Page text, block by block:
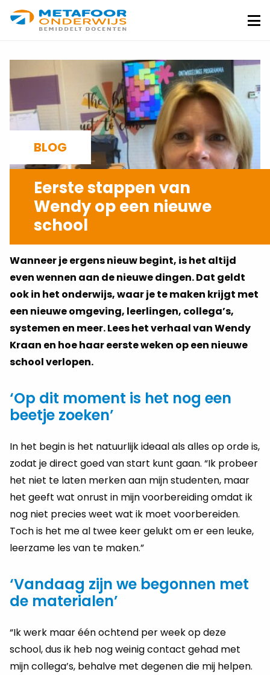
Metafoor
Onderwijs
BLOG
Eerste stappen van
Wendy op een nieuwe
school
Wanneer je ergens nieuw begint, is het altijd
even wennen aan de nieuwe dingen. Dat geldt
ook in het onderwijs, waar je te maken krijgt met
een nieuwe omgeving, leerlingen, collega’s,
systemen en meer. Lees het verhaal van Wendy
Kraan en hoe haar eerste weken op een nieuwe
school verlopen.
‘Op dit moment is het nog een
beetje zoeken’
In het begin is het natuurlijk ideaal als alles op orde is,
zodat je direct goed van start kunt gaan. “Ik probeer
het niet te laten merken aan mijn studenten, maar
het geeft wat onrust in mijn voorbereiding omdat ik
nog niet precies weet wat ik moet voorbereiden.
Toch is het me al twee keer gelukt om er een leuke,
leerzame les van te maken.”
‘Vandaag zijn we begonnen met
de materialen’
“Ik werk maar één ochtend per week op deze
school, dus ik heb nog weinig contact gehad met
mijn collega’s, behalve met degenen die mij helpen.